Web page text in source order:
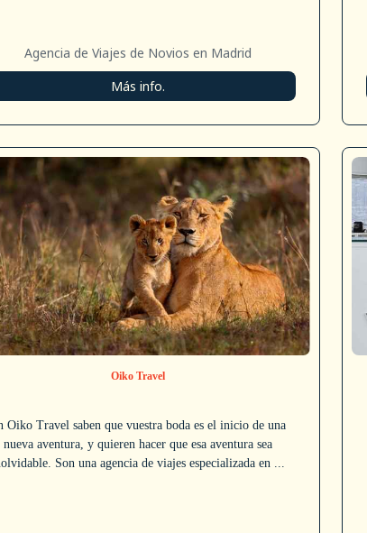
Agencia de Viajes de Novios en Madrid
Más info.
Oiko Travel
Oiko Travel saben que vuestra boda es el inicio de una
nueva aventura, y quieren hacer que esa aventura sea
Son una agencia de viajes especializada en ...